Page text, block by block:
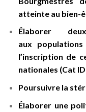
atteinte au bien-
Élaborer
aux
l’inscription de
nationales (Cat
Poursuivre la
Élaborer une